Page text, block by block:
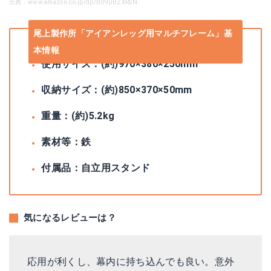
出典：www.amazon.co.jp/dp/B09DBZXRSN
尾上製作所「アイアンレッグ用マルチフレーム」基
本情報
使用サイズ：(約)970×380×250mm
収納サイズ：(約)850×370×50mm
重量：(約)5.2kg
素材等：‎鉄
付属品：自立用スタンド
気になるレビューは？
応用が利くし、幕内に持ち込んでも良い。意外